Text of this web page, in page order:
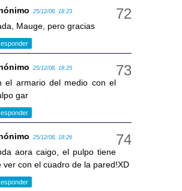
25/12/08, 18:23
Mauge, pero gracias
25/12/08, 18:25
el armario del medio con el
gar
25/12/08, 18:26
aora caigo, el pulpo tiene
ver con el cuadro de la pared!XD